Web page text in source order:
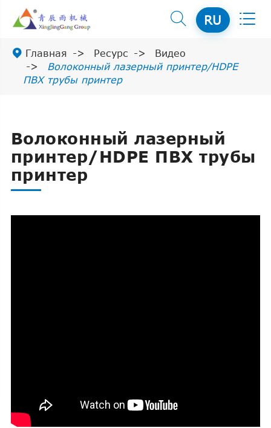
 RU 
 Главная Ресурс
Видео
Волоконный лазерный принтер/HDPE
ПВХ трубы принтер
Волоконный лазерный
принтер/HDPE ПВХ трубы
принтер